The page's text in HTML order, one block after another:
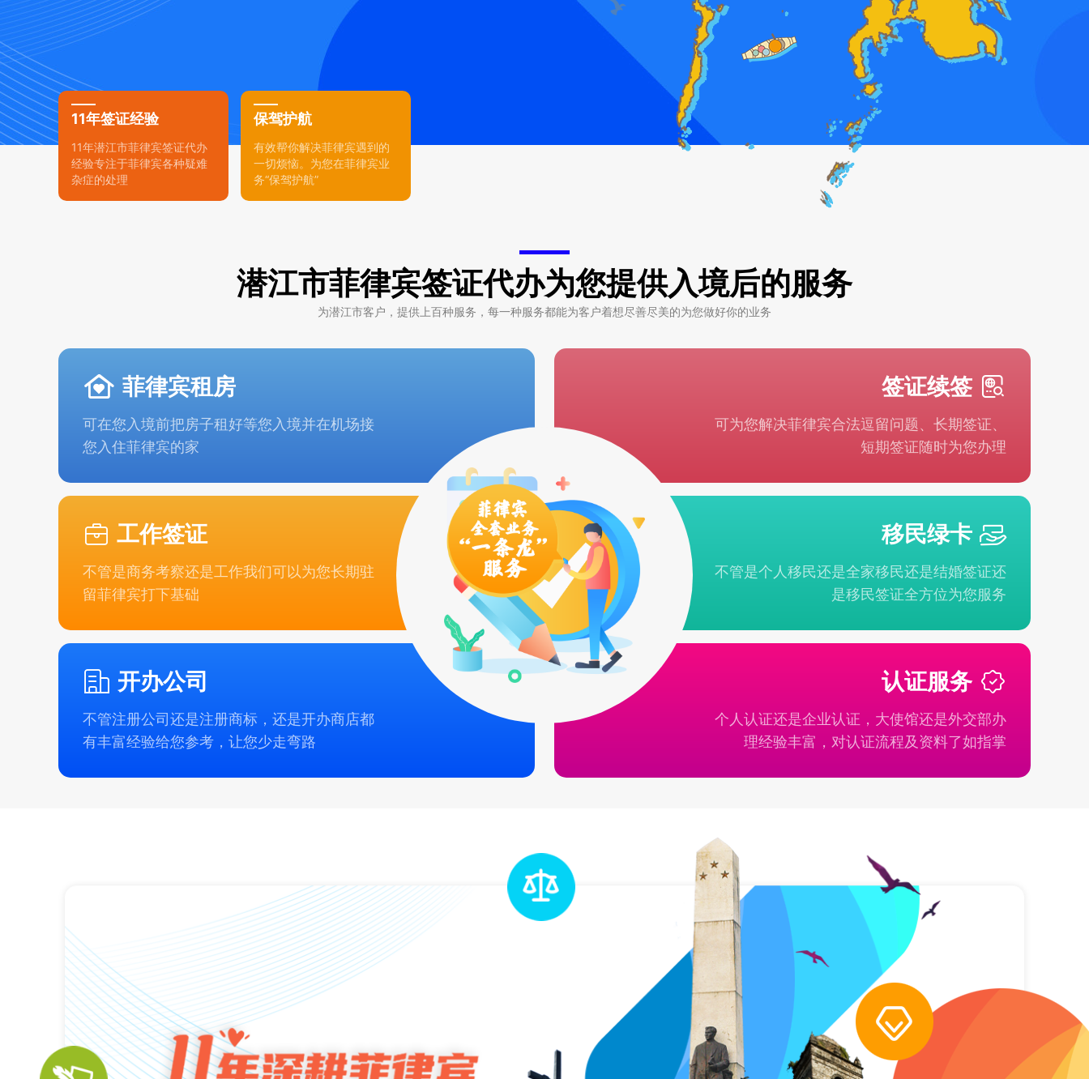
11年签证经验
11年潜江市菲律宾签证代办
经验专注于菲律宾各种疑难
杂症的处理
保驾护航
有效帮你解决菲律宾遇到的
一切烦恼。为您在菲律宾业
务“保驾护航”
潜江市菲律宾签证代办为您提供入境后的服务
为潜江市客户，提供上百种服务，每一种服务都能为客户着想尽善尽美的为您做好你的业务
菲律宾租房
可在您入境前把房子租好等您入境并在机场接
您入住菲律宾的家
签证续签
可为您解决菲律宾合法逗留问题、长期签证、
短期签证随时为您办理
工作签证
不管是商务考察还是工作我们可以为您长期驻
留菲律宾打下基础
移民绿卡
不管是个人移民还是全家移民还是结婚签证还
是移民签证全方位为您服务
开办公司
不管注册公司还是注册商标，还是开办商店都
有丰富经验给您参考，让您少走弯路
认证服务
个人认证还是企业认证，大使馆还是外交部办
理经验丰富，对认证流程及资料了如指掌